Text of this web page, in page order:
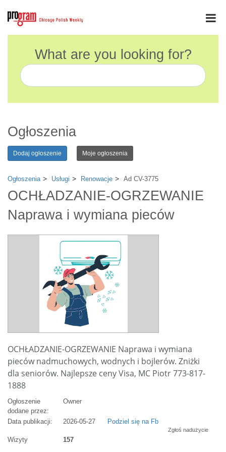
What are you looking for?
Ogłoszenia
Dodaj ogłoszenie Moje ogłoszenia
Ogłoszenia Usługi Renowacje Ad CV-3775
OCHŁADZANIE-OGRZEWANIE
Naprawa i wymiana pieców
OCHŁADZANIE-OGRZEWANIE Naprawa i wymiana
pieców nadmuchowych, wodnych i bojlerów. Zniżki
dla seniorów. Najlepsze ceny Visa, MC Piotr 773-817-
1888
Ogłoszenie
dodane przez:
Owner
Data publikacji: 2026-05-27 Podziel się na Fb
Zgłoś nadużycie
Wizyty 157